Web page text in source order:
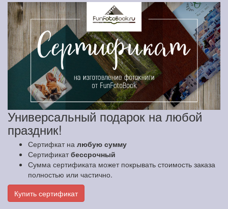
Универсальный подарок на любой
праздник!
Сертифкат на любую сумму
Сертификатбессрочный
Сумма сертификата может покрывать стоимость заказа
полностью или частично.
Купить сертификат